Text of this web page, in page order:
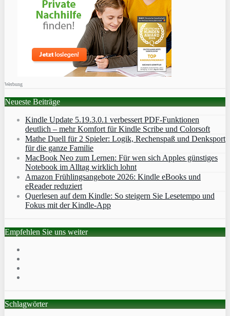
Werbung
Neueste Beiträge
Kindle Update 5.19.3.0.1 verbessert PDF-Funktionen
deutlich – mehr Komfort für Kindle Scribe und Colorsoft
Mathe Duell für 2 Spieler: Logik, Rechenspaß und Denksport
für die ganze Familie
MacBook Neo zum Lernen: Für wen sich Apples günstiges
Notebook im Alltag wirklich lohnt
Amazon Frühlingsangebote 2026: Kindle eBooks und
eReader reduziert
Querlesen auf dem Kindle: So steigern Sie Lesetempo und
Fokus mit der Kindle-App
Empfehlen Sie uns weiter
Schlagwörter